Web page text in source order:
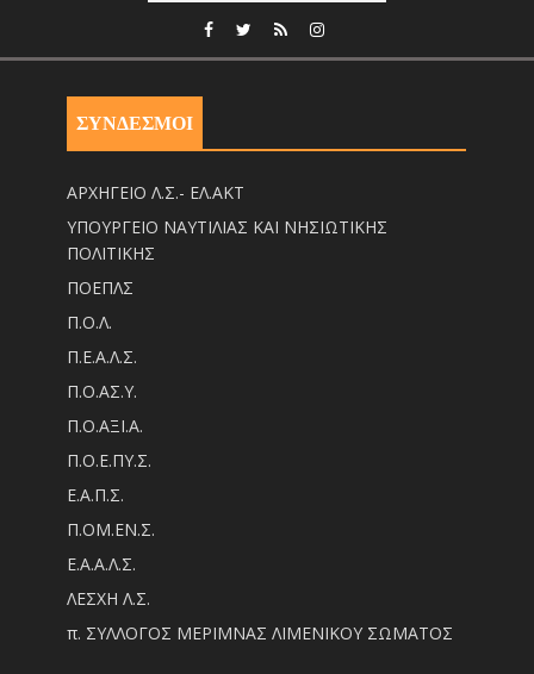
ΣΥΝΔΕΣΜΟΙ
ΑΡΧΗΓΕΙΟ Λ.Σ.- ΕΛ.ΑΚΤ
ΥΠΟΥΡΓΕΙΟ ΝΑΥΤΙΛΙΑΣ ΚΑΙ ΝΗΣΙΩΤΙΚΗΣ
ΠΟΛΙΤΙΚΗΣ
ΠΟΕΠΛΣ
Π.Ο.Λ.
Π.Ε.Α.Λ.Σ.
Π.Ο.ΑΣ.Υ.
Π.Ο.ΑΞΙ.Α.
Π.Ο.Ε.ΠΥ.Σ.
Ε.Α.Π.Σ.
Π.ΟM.EN.Σ.
Ε.Α.Α.Λ.Σ.
ΛΕΣΧΗ Λ.Σ.
π. ΣΥΛΛΟΓΟΣ ΜΕΡΙΜΝΑΣ ΛΙΜΕΝΙΚΟΥ ΣΩΜΑΤΟΣ